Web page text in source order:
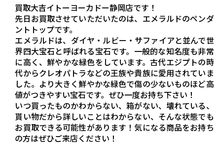
買取大吉イトーヨーカドー静岡店です！
先日お買取させていただいたのは、エメラルドのペンダ
ントトップです。
エメラルドは、ダイヤ・ルビー・サファイアと並んで世
界四大宝石と呼ばれる宝石です。一般的な知名度も非常
に高く、鮮やかな緑色をしています。古代エジプトの時
代からクレオパトラなどの王族や貴族に愛用されていま
した。より大きく鮮やかな緑色で傷の少ないものほど高
値がつきやすい宝石です。ぜひ一度お持ち下さい！
いつ買ったものかわからない、箱がない、壊れている、
貰い物だから詳しいことはわからない、そんな状態でも
お買取できる可能性があります！気になる商品をお持ち
の方はぜひご来店ください！